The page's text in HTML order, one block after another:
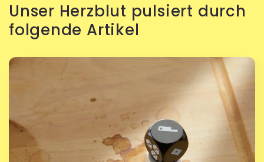
Unser Herzblut pulsiert durch
folgende Artikel